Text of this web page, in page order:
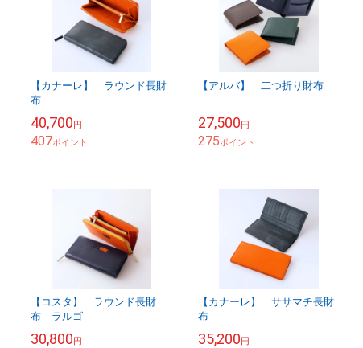
【カナーレ】 ラウンド長財
布
40,700円
407ポイント
【アルバ】 二つ折り財布
27,500円
275ポイント
【コスタ】 ラウンド長財
布 ラルゴ
30,800円
【カナーレ】 ササマチ長財
布
35,200円